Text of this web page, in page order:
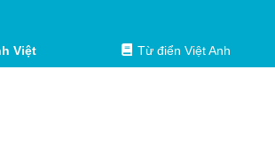
Việt Từ điển Việt Anh